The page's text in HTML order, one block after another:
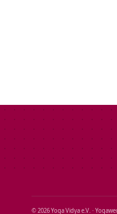
© 2026 Yoga Vidya e.V. ·